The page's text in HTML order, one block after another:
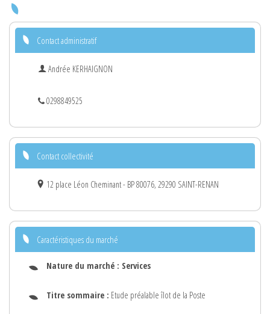
Contact administratif
Andrée KERHAIGNON
0298849525
Contact collectivité
12 place Léon Cheminant - BP 80076, 29290 SAINT-RENAN
Caractéristiques du marché
Nature du marché : Services
Titre sommaire : Etude préalable îlot de la Poste